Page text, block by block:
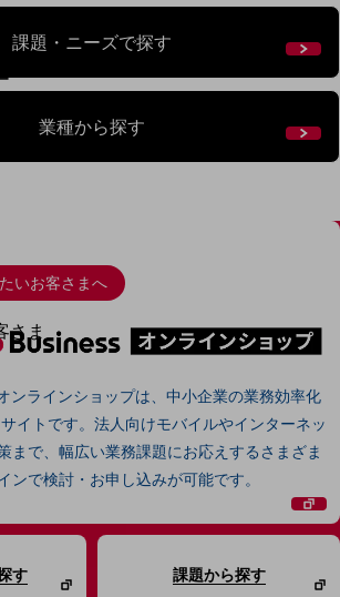
す
客さま
入事例をご紹介します
さま
ォッチ
DXの課題を
る記事サイト
ド
ョン
課題・ニーズで探す
業種から探す
いお客さまへ
ンラインショップは、中小企業の業務効率化
イトです。法人向けモバイルやインターネッ
まで、幅広い業務課題にお応えするさまざま
ンで検討・お申し込みが可能です。
す 課題から探す